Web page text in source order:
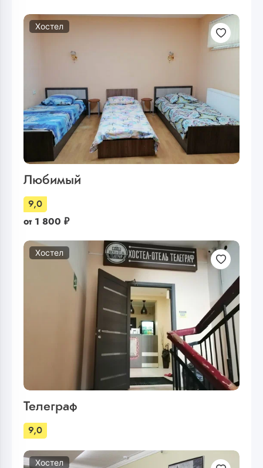
Хостел
Любимый
9,0
от 1 800 ₽
Хостел
Телеграф
9,0
Хостел